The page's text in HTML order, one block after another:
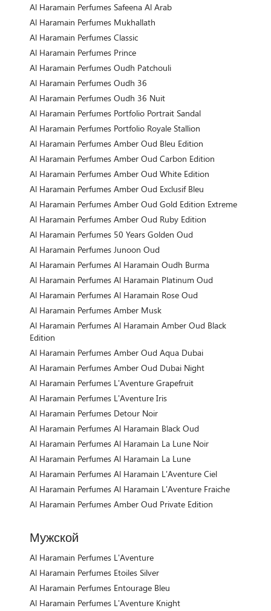
Al Haramain Perfumes Safeena Al Arab
Al Haramain Perfumes Mukhallath
Al Haramain Perfumes Classic
Al Haramain Perfumes Prince
Al Haramain Perfumes Oudh Patchouli
Al Haramain Perfumes Oudh 36
Al Haramain Perfumes Oudh 36 Nuit
Al Haramain Perfumes Portfolio Portrait Sandal
Al Haramain Perfumes Portfolio Royale Stallion
Al Haramain Perfumes Amber Oud Bleu Edition
Al Haramain Perfumes Amber Oud Carbon Edition
Al Haramain Perfumes Amber Oud White Edition
Al Haramain Perfumes Amber Oud Exclusif Bleu
Al Haramain Perfumes Amber Oud Gold Edition Extreme
Al Haramain Perfumes Amber Oud Ruby Edition
Al Haramain Perfumes 50 Years Golden Oud
Al Haramain Perfumes Junoon Oud
Al Haramain Perfumes Al Haramain Oudh Burma
Al Haramain Perfumes Al Haramain Platinum Oud
Al Haramain Perfumes Al Haramain Rose Oud
Al Haramain Perfumes Amber Musk
Al Haramain Perfumes Al Haramain Amber Oud Black
Edition
Al Haramain Perfumes Amber Oud Aqua Dubai
Al Haramain Perfumes Amber Oud Dubai Night
Al Haramain Perfumes L'Aventure Grapefruit
Al Haramain Perfumes L'Aventure Iris
Al Haramain Perfumes Detour Noir
Al Haramain Perfumes Al Haramain Black Oud
Al Haramain Perfumes Al Haramain La Lune Noir
Al Haramain Perfumes Al Haramain La Lune
Al Haramain Perfumes Al Haramain L'Aventure Ciel
Al Haramain Perfumes Al Haramain L'Aventure Fraiche
Al Haramain Perfumes Amber Oud Private Edition
Мужской
Al Haramain Perfumes L'Aventure
Al Haramain Perfumes Etoiles Silver
Al Haramain Perfumes Entourage Bleu
Al Haramain Perfumes L'Aventure Knight